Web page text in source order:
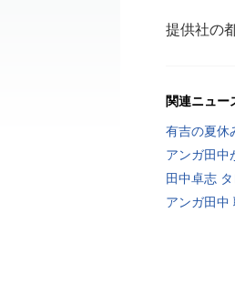
提供社の
関連ニュー
有吉の夏休
アンガ田中
田中卓志
アンガ田中